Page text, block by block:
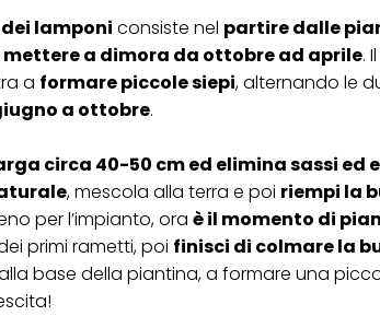
lamponi consiste nel partire dalle
mettere a dimora da ottobre ad aprile.
a formare piccole siepi, alternando le
a ottobre.
circa 40-50 cm ed elimina sassi ed
, mescola alla terra e poi riempi la
per l’impianto, ora è il momento di
primi rametti, poi finisci di colmare la
base della piantina, a formare una